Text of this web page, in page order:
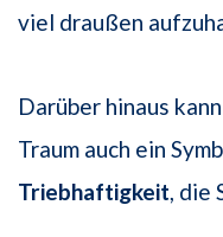
viel draußen
Darüber hinaus
Traum auch ein
Triebhaftigkeit, die